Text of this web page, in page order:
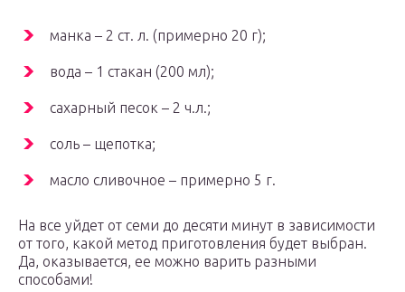
манка – 2 ст. л. (примерно 20 г);
вода – 1 стакан (200 мл);
сахарный песок – 2 ч.л.;
соль – щепотка;
масло сливочное – примерно 5 г.
На все уйдет от семи до десяти минут в зависимости
от того, какой метод приготовления будет выбран.
Да, оказывается, ее можно варить разными
способами!